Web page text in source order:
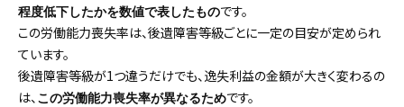
程度低下したかを数値で表したものです。
この労働能力喪失率は、後遺障害等級ごとに一定の目安が定められ
ています。
後遺障害等級が1つ違うだけでも、逸失利益の金額が大きく変わるの
は、 この労働能力喪失率が異なるためです。